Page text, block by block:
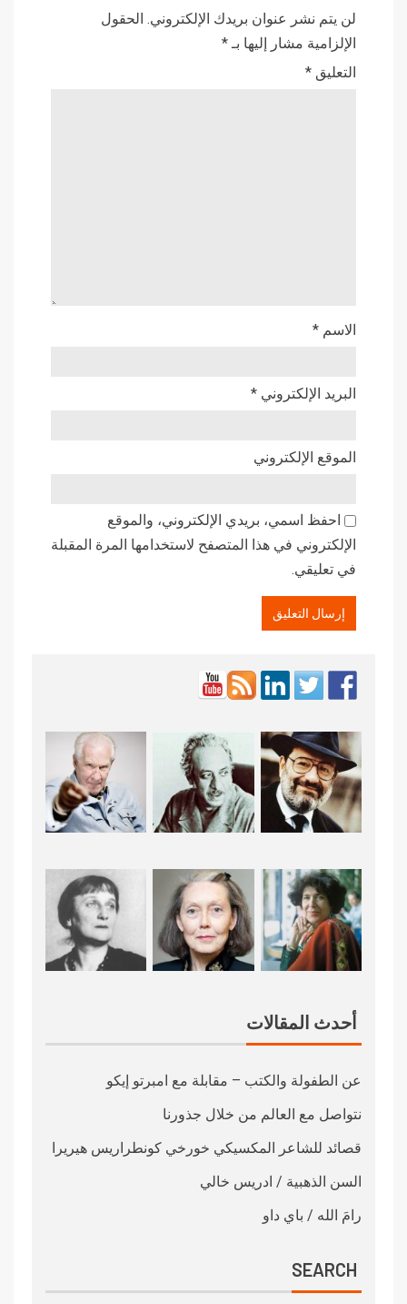
لن يتم نشر عنوان بريدك الإلكتروني. الحقول
الإلزامية مشار إليها بـ*
التعليق *
الاسم *
البريد الإلكتروني *
الموقع الإلكتروني
احفظ اسمي، بريدي الإلكتروني، والموقع
الإلكتروني في هذا المتصفح لاستخدامها المرة المقبلة
في تعليقي.
أحدث المقالات
عن الطفولة والكتب – مقابلة مع امبرتو إيكو
نتواصل مع العالم من خلال جذورنا
قصائد للشاعر المكسيكي خورخي كونطراريس هيريرا
السن الذهبية / ادريس خالي
رامَ الله / باي داو
SEARCH